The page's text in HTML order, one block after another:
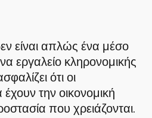
είναι απλώς ένα μέσο
εργαλείο κληρονομικής
ότι οι
την οικονομική
που χρειάζονται.